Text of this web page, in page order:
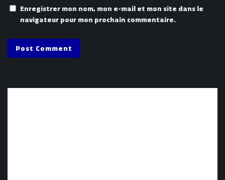
Enregistrer mon nom, mon e-mail et mon site dans le
navigateur pour mon prochain commentaire.